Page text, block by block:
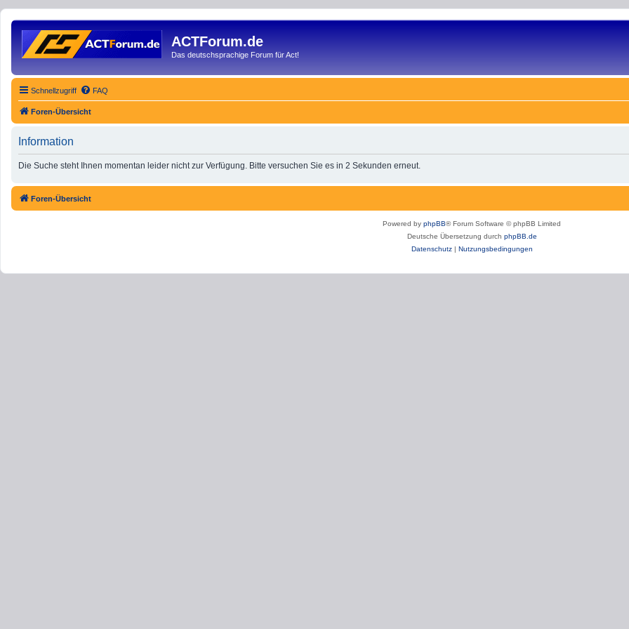
ACTForum.de
Das deutschsprachige Forum für Act!
Schnellzugriff FAQ
Foren-Übersicht
Information
Die Suche steht Ihnen momentan leider nicht zur Verfügung. Bitte versuchen Sie es in 2 Sekunden erneut.
Foren-Übersicht
Powered by phpBB® Forum Software © phpBB Limited
Deutsche Übersetzung durch phpBB.de
Datenschutz| Nutzungsbedingungen